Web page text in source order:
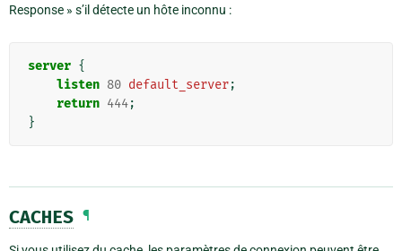
Response » s’il détecte un hôte inconnu :
server {
listen 80 default_server;
return 444;
}
CACHES ¶